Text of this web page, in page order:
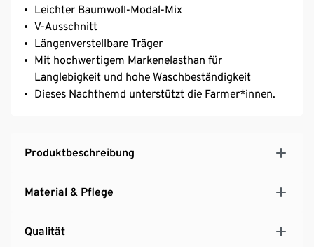
Leichter Baumwoll-Modal-Mix
V-Ausschnitt
Längenverstellbare Träger
Mit hochwertigem Markenelasthan für
Langlebigkeit und hohe Waschbeständigkeit
Dieses Nachthemd unterstützt die Farmer*innen.
Produktbeschreibung
Material & Pflege
Qualität